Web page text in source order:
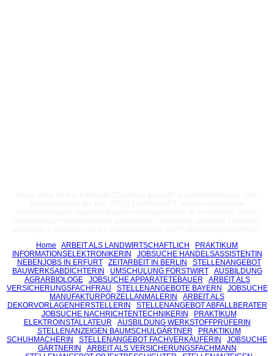
Home
ARBEIT ALS LANDWIRTSCHAFTLICH
PRAKTIKUM
INFORMATIONSELEKTRONIKERIN
JOBSUCHE HANDELSASSISTENTIN
NEBENJOBS IN ERFURT
ZEITARBEIT IN BERLIN
STELLENANGEBOT
BAUWERKSABDICHTERIN
UMSCHULUNG FORSTWIRT
AUSBILDUNG
AGRARBIOLOGE
JOBSUCHE APPARATETEBAUER
ARBEIT ALS
VERSICHERUNGSFACHFRAU
STELLENANGEBOTE BAYERN
JOBSUCHE
MANUFAKTURPORZELLANMALERIN
ARBEIT ALS
DEKORVORLAGENHERSTELLERIN
STELLENANGEBOT ABFALLBERATER
JOBSUCHE NACHRICHTENTECHNIKERIN
PRAKTIKUM
ELEKTROINSTALLATEUR
AUSBILDUNG WERKSTOFFPRÜFERIN
STELLENANZEIGEN BAUMSCHULGÄRTNER
PRAKTIKUM
SCHUHMACHERIN
STELLENANGEBOT FACHVERKÄUFERIN
JOBSUCHE
GÄRTNERIN
ARBEIT ALS VERSICHERUNGSFACHMANN